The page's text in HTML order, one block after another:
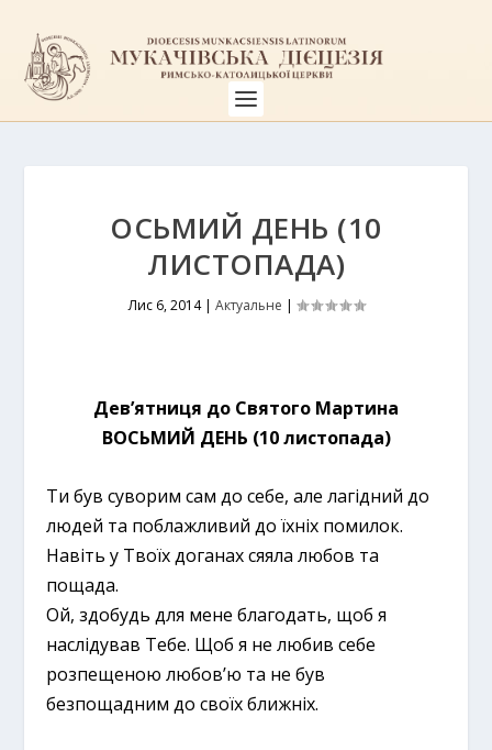
ОСЬМИЙ ДЕНЬ (10
ЛИСТОПАДА)
Лис 6, 2014| Актуальне |
Дев’ятниця до Святого Мартина
ВОСЬМИЙ ДЕНЬ (10 листопада)
Ти був суворим сам до себе, але лагідний до
людей та поблажливий до їхніх помилок.
Навіть у Твоїх доганах сяяла любов та
пощада.
Ой, здобудь для мене благодать, щоб я
наслідував Тебе. Щоб я не любив себе
розпещеною любов’ю та не був
безпощадним до своїх ближніх.